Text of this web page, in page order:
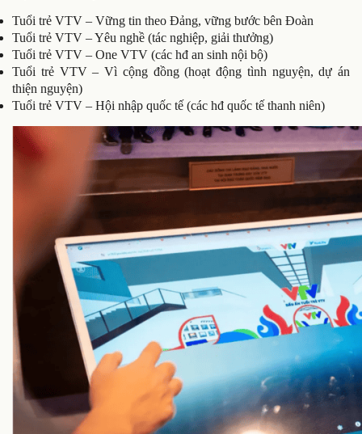
Tuổi trẻ VTV – Vững tin theo Đảng, vững bước bên Đoàn
Tuổi trẻ VTV – Yêu nghề (tác nghiệp, giải thưởng)
Tuổi trẻ VTV – One VTV (các hđ an sinh nội bộ)
Tuổi trẻ VTV – Vì cộng đồng (hoạt động tình nguyện, dự án
thiện nguyện)
Tuổi trẻ VTV – Hội nhập quốc tế (các hđ quốc tế thanh niên)